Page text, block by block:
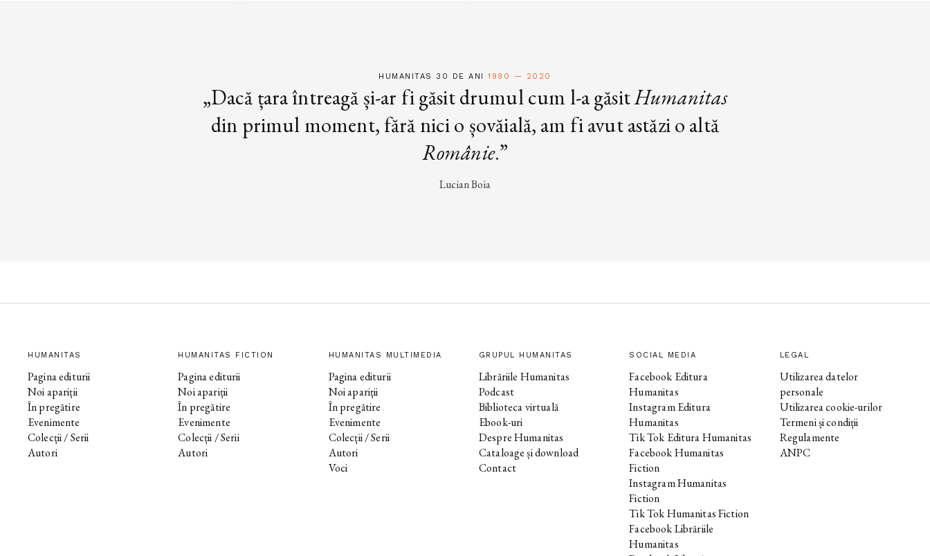
HUMANITAS 30 DE ANI1990 — 2020
„Dacă țara întreagă și-ar fi găsit drumul cum l-a găsitHumanitas
din primul moment, fără nici o șovăială, am fi avut astăzi o altă
Românie.”
Lucian Boia
HUMANITAS
Pagina editurii
Noi apariții
În pregătire
Evenimente
Colecții / Serii
Autori
HUMANITAS FICTION
Pagina editurii
Noi apariții
În pregătire
Evenimente
Colecții / Serii
Autori
HUMANITAS MULTIMEDIA
Pagina editurii
Noi apariții
În pregătire
Evenimente
Colecții / Serii
Autori
Voci
GRUPUL HUMANITAS
Librăriile Humanitas
Podcast
Biblioteca virtuală
Ebook-uri
Despre Humanitas
Cataloage și download
Contact
SOCIAL MEDIA
Facebook Editura
Humanitas
Instagram Editura
Humanitas
Tik Tok Editura Humanitas
Facebook Humanitas
Fiction
Instagram Humanitas
Fiction
Tik Tok Humanitas Fiction
Facebook Librăriile
Humanitas
LEGAL
Utilizarea datelor
personale
Utilizarea cookie-urilor
Termeni și condiții
Regulamente
ANPC